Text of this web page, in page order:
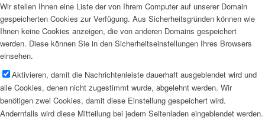
Wir stellen Ihnen eine Liste der von Ihrem Computer auf unserer Domain
gespeicherten Cookies zur Verfügung. Aus Sicherheitsgründen können wie
Ihnen keine Cookies anzeigen, die von anderen Domains gespeichert
werden. Diese können Sie in den Sicherheitseinstellungen Ihres Browsers
einsehen.
Aktivieren, damit die Nachrichtenleiste dauerhaft ausgeblendet wird und
alle Cookies, denen nicht zugestimmt wurde, abgelehnt werden. Wir
benötigen zwei Cookies, damit diese Einstellung gespeichert wird.
Andernfalls wird diese Mitteilung bei jedem Seitenladen eingeblendet werden.